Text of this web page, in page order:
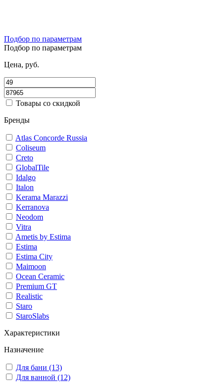
Подбор по параметрам
Подбор по параметрам
Цена, руб.
Товары со скидкой
Бренды
Atlas Concorde Russia
Coliseum
Creto
GlobalTile
Idalgo
Italon
Kerama Marazzi
Kerranova
Neodom
Vitra
Ametis by Estima
Estima
Estima City
Maimoon
Ocean Ceramic
Premium GT
Realistic
Staro
StaroSlabs
Характеристики
Назначение
Для бани (13)
Для ванной (12)